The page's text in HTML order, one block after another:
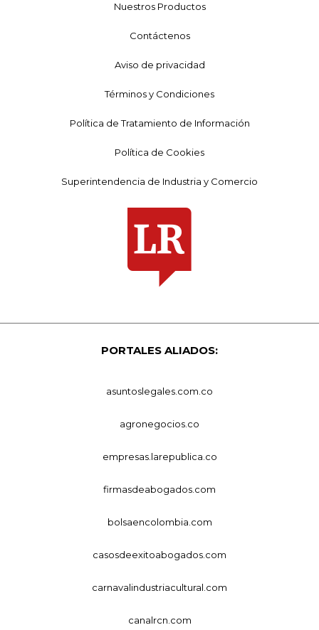
Nuestros Productos
Contáctenos
Aviso de privacidad
Términos y Condiciones
Política de Tratamiento de Información
Política de Cookies
Superintendencia de Industria y Comercio
PORTALES ALIADOS:
asuntoslegales.com.co
agronegocios.co
empresas.larepublica.co
firmasdeabogados.com
bolsaencolombia.com
casosdeexitoabogados.com
carnavalindustriacultural.com
canalrcn.com